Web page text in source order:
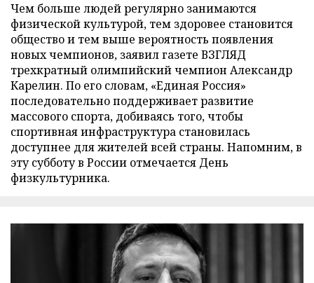
Чем больше людей регулярно занимаются
физической культурой, тем здоровее становится
общество и тем выше вероятность появления
новых чемпионов, заявил газете ВЗГЛЯД
трехкратный олимпийский чемпион Александр
Карелин. По его словам, «Единая Россия»
последовательно поддерживает развитие
массового спорта, добиваясь того, чтобы
спортивная инфраструктура становилась
доступнее для жителей всей страны. Напомним, в
эту субботу в России отмечается День
физкультурника.